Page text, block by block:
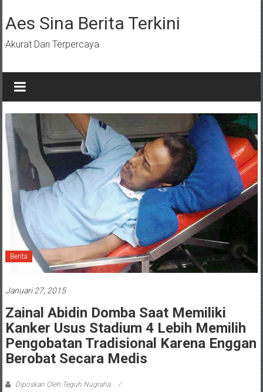
ke
konten
Aes Sina Berita Terkini
Akurat Dan Terpercaya
Berita
Januari 27, 2015
Zainal Abidin Domba Saat Memiliki
Kanker Usus Stadium 4 Lebih Memilih
Pengobatan Tradisional Karena Enggan
Berobat Secara Medis
Diposkan Oleh:Teguh Nugraha